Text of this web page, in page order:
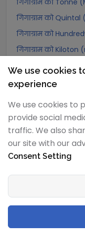
गिगाग्राम को
गिगाग्राम को
गिगाग्राम को
गिगाग्राम को
गिगाग्राम को Carat में
गिगाग्राम को
गिगाग्राम को Dalton
गिगाग्राम को Planck
गिगाग्राम को
गिगाग्राम को Muon
गिगाग्राम को
गिगाग्राम को
गिगाग्राम को
We use cookies
experience
We use cookies to
provide social
traffic. We also
our site with our
Consent Setting